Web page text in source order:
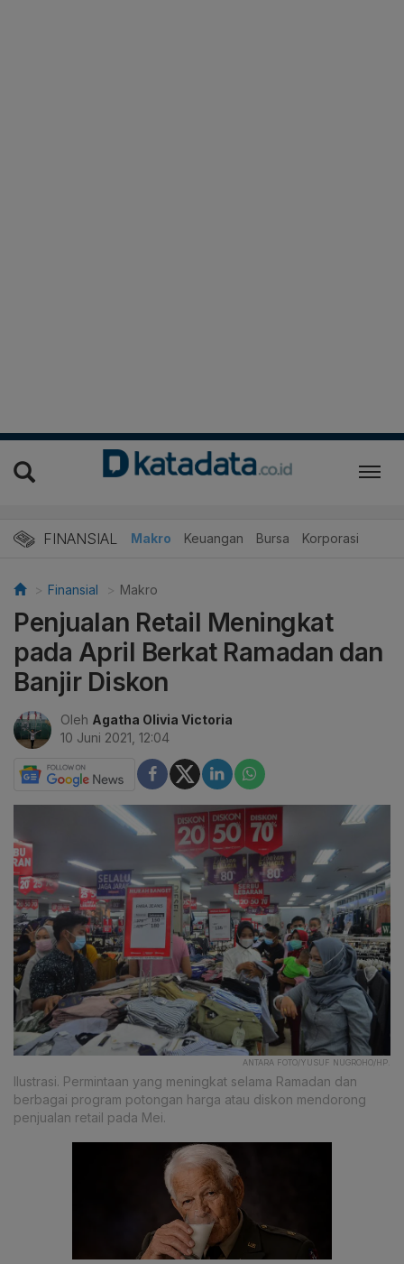
FINANSIAL Makro Keuangan Bursa Korporasi
Finansial Makro
Penjualan Retail Meningkat
pada April Berkat Ramadan dan
Banjir Diskon
Oleh Agatha Olivia Victoria
10 Juni 2021, 12:04
ANTARA FOTO/YUSUF NUGROHO/HP.
Ilustrasi. Permintaan yang meningkat selama Ramadan dan
berbagai program potongan harga atau diskon mendorong
penjualan retail pada Mei.